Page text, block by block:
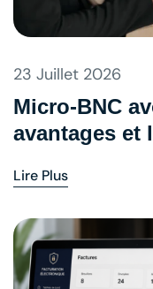
23 Juillet 2026
Micro-BNC
avantages et
Lire Plus